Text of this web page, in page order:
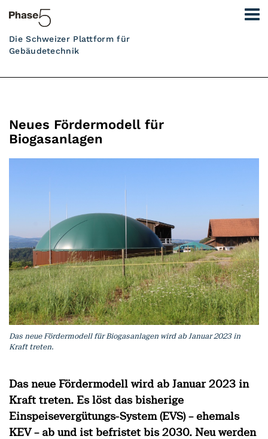
Die Schweizer Plattform für
Gebäudetechnik
Neues Fördermodell für
Biogasanlagen
Das neue Fördermodell für Biogasanlagen wird ab Januar 2023 in
Kraft treten.
Das neue Fördermodell wird ab Januar 2023 in
Kraft treten. Es löst das bisherige
Einspeisevergütungs-System (EVS) – ehemals
KEV – ab und ist befristet bis 2030. Neu werden